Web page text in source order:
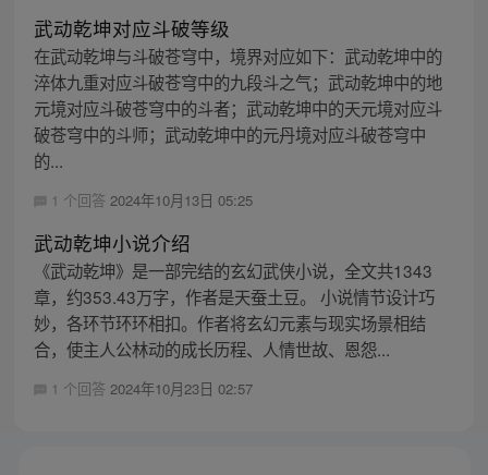
武动乾坤对应斗破等级
在武动乾坤与斗破苍穹中，境界对应如下：武动乾坤中的
淬体九重对应斗破苍穹中的九段斗之气；武动乾坤中的地
元境对应斗破苍穹中的斗者；武动乾坤中的天元境对应斗
破苍穹中的斗师；武动乾坤中的元丹境对应斗破苍穹中
的...
1 个回答 2024年10月13日 05:25
武动乾坤小说介绍
《武动乾坤》是一部完结的玄幻武侠小说，全文共1343
章，约353.43万字，作者是天蚕土豆。 小说情节设计巧
妙，各环节环环相扣。作者将玄幻元素与现实场景相结
合，使主人公林动的成长历程、人情世故、恩怨...
1 个回答 2024年10月23日 02:57